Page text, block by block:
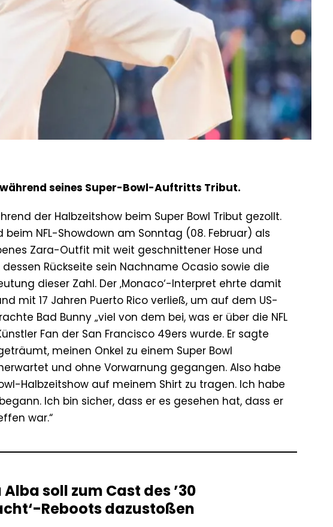
seines Super-Bowl-Auftritts Tribut.
der Halbzeitshow beim Super Bowl Tribut gezollt.
NFL-Showdown am Sonntag (08. Februar) als
Zara-Outfit mit weit geschnittener Hose und
Rückseite sein Nachname Ocasio sowie die
dieser Zahl. Der ‚Monaco‘-Interpret ehrte damit
mit 17 Jahren Puerto Rico verließ, um auf dem US-
Bad Bunny „viel von dem bei, was er über die NFL
Fan der San Francisco 49ers wurde. Er sagte
meinen Onkel zu einem Super Bowl
und ohne Vorwarnung gegangen. Also habe
Halbzeitshow auf meinem Shirt zu tragen. Ich habe
Ich bin sicher, dass er es gesehen hat, dass er
war.“
soll zum Cast des ’30
Reboots dazustoßen